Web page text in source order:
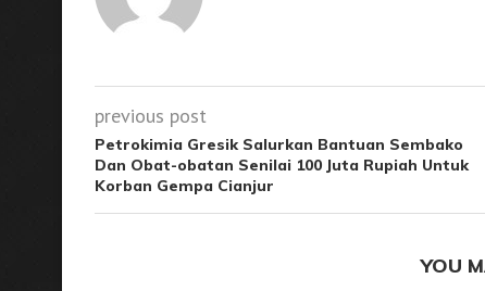
previous post
Petrokimia Gresik Salurkan Bantuan Sembako
Dan Obat-obatan Senilai 100 Juta Rupiah Untuk
Korban Gempa Cianjur
YOU